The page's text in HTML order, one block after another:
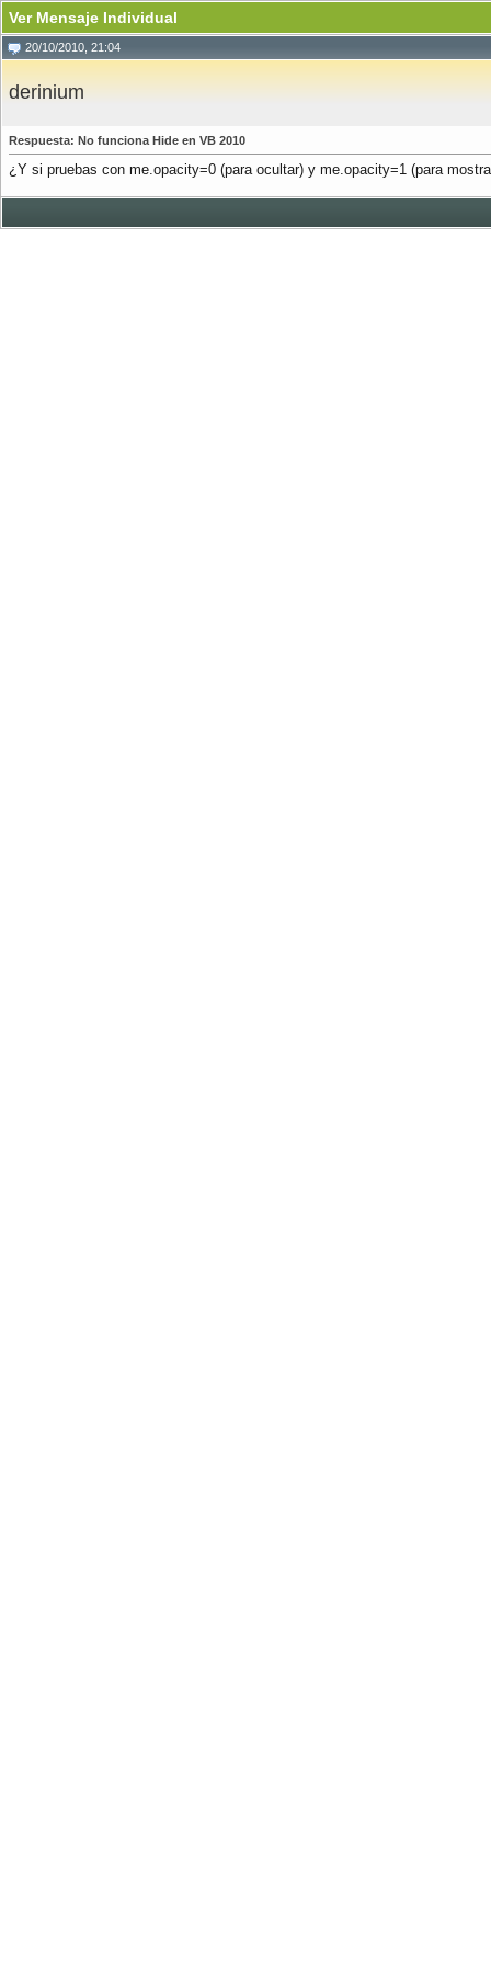
Ver Mensaje Individual
20/10/2010, 21:04
derinium
Respuesta: No funciona Hide en VB 2010
¿Y si pruebas con me.opacity=0 (para ocultar) y me.opacity=1 (para